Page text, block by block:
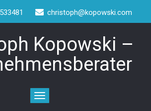
christoph@kopowski.com
Kopowski –
Toggle
navigation